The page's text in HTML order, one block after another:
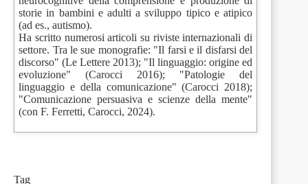
storie in bambini e adulti a sviluppo tipico e atipico
(ad es., autismo).
Ha scritto numerosi articoli su riviste internazionali di
settore. Tra le sue monografie: "Il farsi e il disfarsi del
discorso" (Le Lettere 2013); "Il linguaggio: origine ed
evoluzione" (Carocci 2016); "Patologie del
linguaggio e della comunicazione" (Carocci 2018);
"Comunicazione persuasiva e scienze della mente"
(con F. Ferretti, Carocci, 2024).
Tag